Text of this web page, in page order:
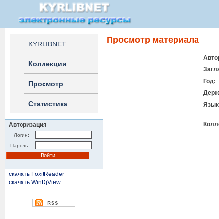
KYRLIBNET
Коллекции
Просмотр
Статистика
Авторизация
Логин:
Пароль:
скачать FoxitReader
скачать WinDjView
Просмотр материала
Год: